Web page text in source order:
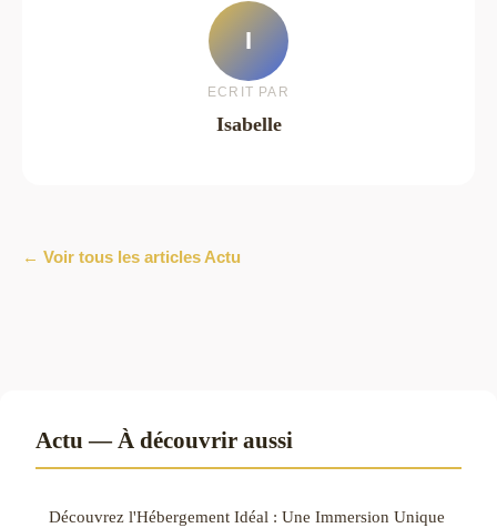
I
ECRIT PAR
Isabelle
← Voir tous les articles Actu
Actu — À découvrir aussi
Découvrez l'Hébergement Idéal : Une Immersion Unique